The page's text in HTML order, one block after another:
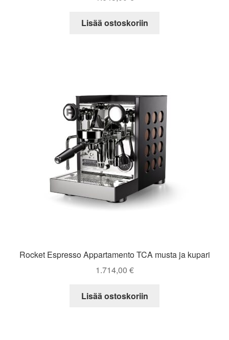
Lisää ostoskoriin
Rocket Espresso Appartamento TCA musta ja kupari
1.714,00 €
Lisää ostoskoriin